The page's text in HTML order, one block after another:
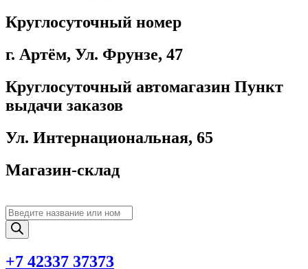
Круглосуточный номер
г. Артём, ​Ул. Фрунзе, 47
Круглосуточный автомагазин Пункт
выдачи заказов
Ул. Интернациональная, 65
Магазин-склад
Поиск
товаров
+7 42337 37373